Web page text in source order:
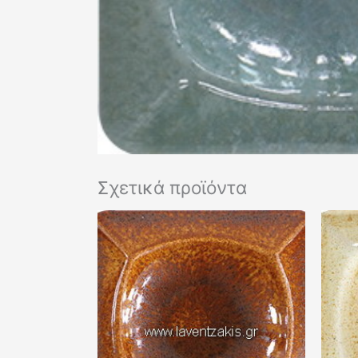
Σχετικά προϊόντα